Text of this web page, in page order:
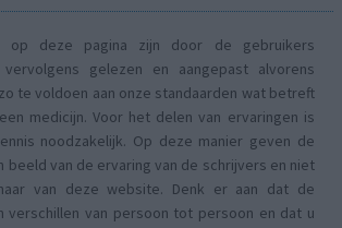
op deze pagina zijn door de gebruikers
gelezen en aangepast alvorens
te voldoen aan onze standaarden wat betreft
medicijn. Voor het delen van ervaringen is
noodzakelijk. Op deze manier geven de
beeld van de ervaring van de schrijvers en niet
van deze website. Denk er aan dat de
verschillen van persoon tot persoon en dat u